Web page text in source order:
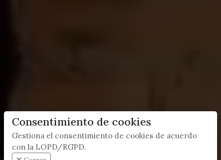
Consentimiento de cookies
Gestiona el consentimiento de cookies de acuerdo
con la LOPD/RGPD.